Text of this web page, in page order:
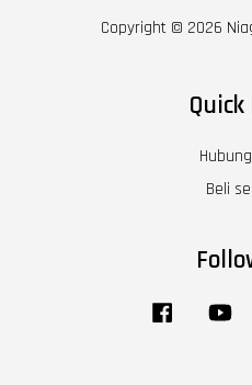
Copyright © 2026
Beli
Facebook